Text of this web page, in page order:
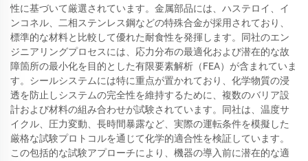
性に基づいて厳選されています。金属部品には、ハステロイ、イ
ンコネル、二相ステンレス鋼などの特殊合金が採用されており、
標準的な材料と比較して優れた耐食性を発揮します。同社のエン
ジニアリングプロセスには、応力分布の最適化および潜在的な故
障箇所の最小化を目的とした有限要素解析（FEA）が含まれていま
す。シールシステムには特に重点が置かれており、化学物質の浸
透を防止しシステムの完全性を維持するために、複数のバリア設
計および材料の組み合わせが試験されています。同社は、温度サ
イクル、圧力変動、長時間暴露など、実際の運転条件を模擬した
厳格な試験プロトコルを通じて化学的適合性を検証しています。
この包括的な試験アプローチにより、機器の導入前に潜在的な適